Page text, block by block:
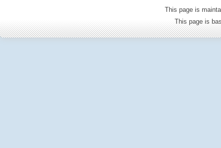
This page is
This page is